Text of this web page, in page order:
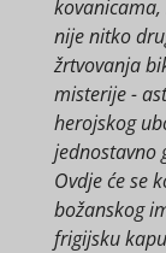
nije nitko
žrtvovanja
misterije -
herojskog
jednostavno
Ovdje će se
božanskog
frigijsku